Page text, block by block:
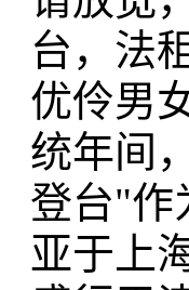
台，法
优伶男
统年间
登台"作
亚于上